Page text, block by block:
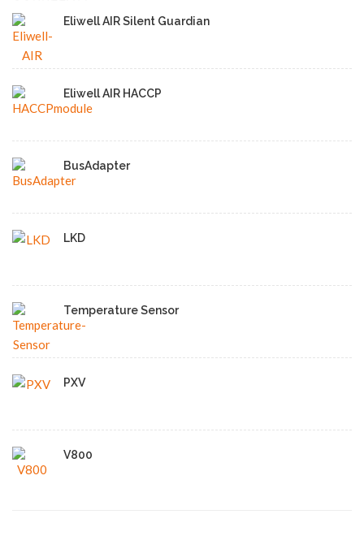
Eliwell AIR Silent Guardian
Eliwell AIR HACCP
BusAdapter
LKD
Temperature Sensor
PXV
V800